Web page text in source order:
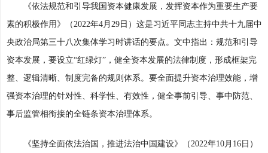
《依法规范和引导我国资本健康发展，发挥资本作为重要生产要
素的积极作用》（2022年4月29日）这是习近平同志主持中共十九届中
央政治局第三十八次集体学习时讲话的要点。文中指出：规范和引导
资本发展，要设立“红绿灯”，健全资本发展的法律制度，形成框架完
整、逻辑清晰、制度完备的规则体系。要全面提升资本治理效能，增
强资本治理的针对性、科学性、有效性，健全事前引导、事中防范、
事后监管相衔接的全链条资本治理体系。
《坚持全面依法治国，推进法治中国建设》（2022年10月16日）